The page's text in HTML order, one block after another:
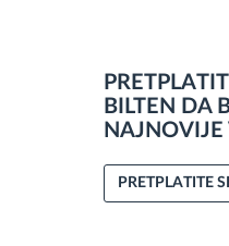
BILTEN DA
NAJNOVIJE
PRETPLATITE